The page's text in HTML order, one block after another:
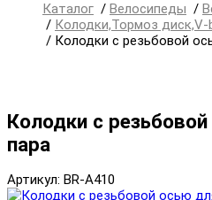
Каталог / Велосипеды /
/ Колодки,Тормоз диск,V-
/ Колодки с резьбовой
Колодки с
пара
Артикул: BR-A410